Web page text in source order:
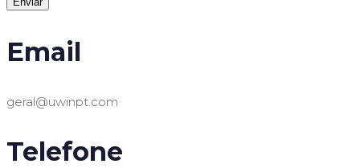
Email
geral@uwinpt.com
Telefone